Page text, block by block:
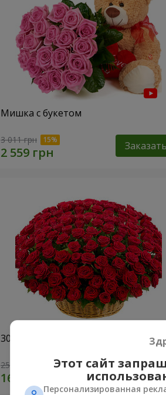
Мишка с букетом
3 011 грн Заказать
301 красная роза
25 998 грн Заказать
Этот сайт
Персонализированная